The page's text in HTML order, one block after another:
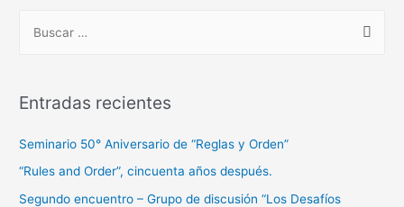
Entradas recientes
Seminario 50° Aniversario de “Reglas y Orden”
“Rules and Order”, cincuenta años después.
Segundo encuentro – Grupo de discusión “Los Desafíos